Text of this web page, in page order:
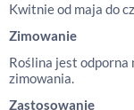
Kwitnie od maja do
Zimowanie
Roślina jest odporna
zimowania.
Zastosowanie